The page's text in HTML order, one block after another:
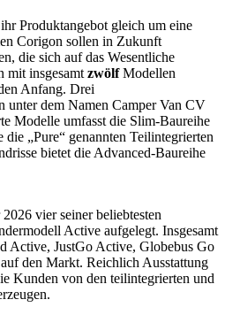
Produktangebot gleich um eine
Corigon sollen in Zukunft
die sich auf das Wesentliche
mit insgesamt zwölfModellen
Anfang. Drei
unter dem Namen Camper Van CV
Modelle umfasst die Slim-Baureihe
„Pure“ genannten Teilintegrierten
bietet die Advanced-Baureihe
vier seiner beliebtesten
Active aufgelegt. Insgesamt
Active, JustGo Active, Globebus Go
den Markt. Reichlich Ausstattung
Kunden von den teilintegrierten und